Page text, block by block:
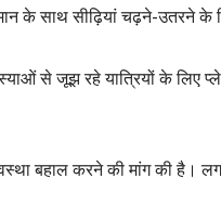
के साथ सीढ़ियां चढ़ने-उतरने के
से जूझ रहे यात्रियों के लिए
बहाल करने की मांग की है।